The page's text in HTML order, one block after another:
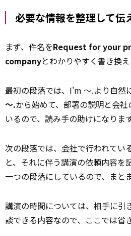
必要な情報を整理して伝
まず、件名をRequest for your
companyとわかりやすく書き換え
最初の段落では、I'm ～.より自然
～.から始めて、部署の説明と会
いるので、読み手の助けになります
次の段落では、 会社で行われてい
と、それに伴う講演の依頼内容を
一つの段落にしているので、まと
講演の時間については、相手に引
談できる内容なので、ここでは省